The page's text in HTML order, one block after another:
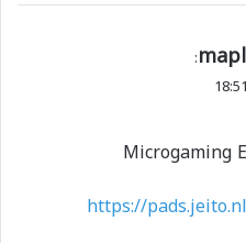
:
Microgaming
https://